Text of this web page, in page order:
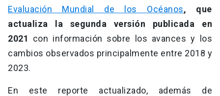
Evaluación Mundial de los Océanos, que
actualiza la segunda versión publicada en
2021
con información sobre los avances y los
cambios observados principalmente entre 2018 y
2023.
En este reporte actualizado, además de